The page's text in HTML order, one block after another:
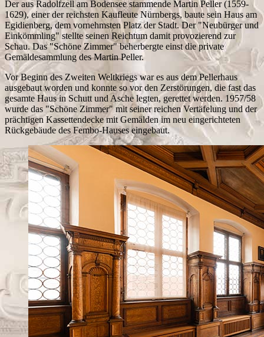
Der aus Radolfzell am Bodensee stammende Martin Peller (1559-
1629), einer der reichsten Kaufleute Nürnbergs, baute sein Haus am
Egidienberg, dem vornehmsten Platz der Stadt. Der "Neubürger und
Einkömmling" stellte seinen Reichtum damit provozierend zur
Schau. Das "Schöne Zimmer" beherbergte einst die private
Gemäldesammlung des Martin Peller.
Vor Beginn des Zweiten Weltkriegs war es aus dem Pellerhaus
ausgebaut worden und konnte so vor den Zerstörungen, die fast das
gesamte Haus in Schutt und Asche legten, gerettet werden. 1957/58
wurde das "Schöne Zimmer" mit seiner reichen Vertäfelung und der
prächtigen Kassettendecke mit Gemälden im neu eingerichteten
Rückgebäude des Fembo-Hauses eingebaut.